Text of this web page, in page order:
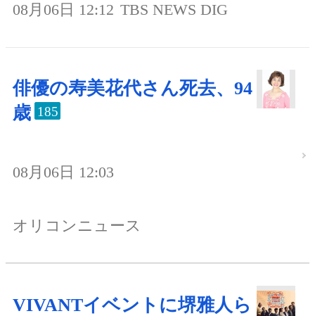
08月06日 12:12 TBS NEWS DIG
俳優の寿美花代さん死去、94
歳 185
08月06日 12:03
オリコンニュース
VIVANTイベントに堺雅人ら